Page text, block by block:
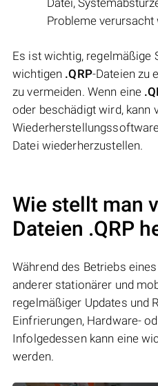
Probleme verursacht
Es ist wichtig, regelmäßige
wichtigen .QRP-Dateien zu
zu vermeiden. Wenn eine
oder beschädigt wird, kann
Datei wiederherzustellen.
Wie stellt man
Dateien .QRP
Während des Betriebs
anderer stationärer und
regelmäßiger Updates und
Einfrierungen, Hardware-
Infolgedessen kann eine
werden.